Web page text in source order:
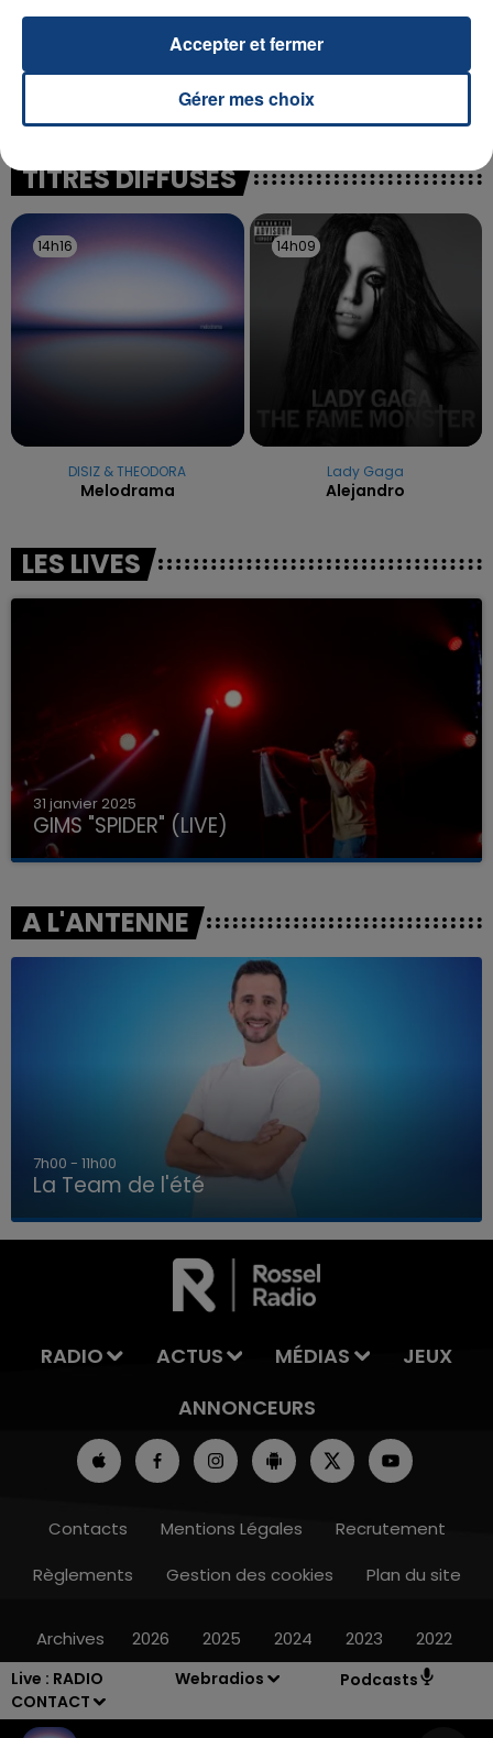
Live : RADIO
CONTACT
Webradios Podcasts
LA TEAM DE L'ÉTÉ
UNE ADOLESCENTE DEVANT SE FAIRE
OPÉRER DE LA CHEVILLE RESSORT DE LA...
La famille a porté plainte contre la clinique qui a
reconnu sa responsabilité et présenté ses
TITRES DIFFUSÉS
14h16
14h16
DISIZ & THEODORA
Melodrama
14h09
14h09
Lady Gaga
Alejandro
LES LIVES
31 janvier 2025
GIMS "SPIDER" (LIVE)
A L'ANTENNE
7h00 - 11h00
La Team de l'été
RADIO ACTUS MÉDIAS
JEUX
ANNONCEURS
Contacts Mentions Légales
Recrutement
Règlements
Gestion des cookies Plan du site
Archives 2026 2025 2024 2023 2022
Gérer mes choix
Accepter et fermer